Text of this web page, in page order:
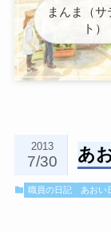
まんま（サ
ト）
あ
2013
7/30
職員の日記 あおい